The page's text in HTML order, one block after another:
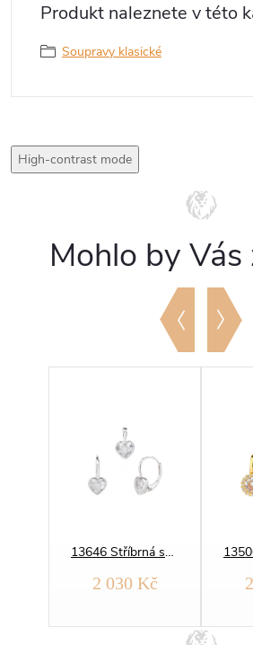
Produkt naleznete v této
Soupravy klasické
High-contrast mode
Mohlo by
13646 Stříbrná souprava SRDCE
2 030 Kč